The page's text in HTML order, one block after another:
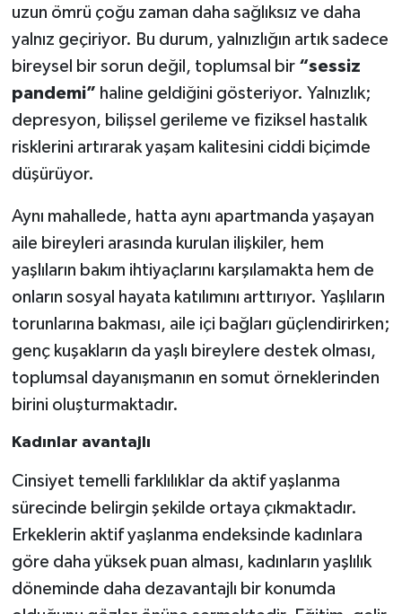
uzun ömrü çoğu zaman daha sağlıksız ve daha
yalnız geçiriyor. Bu durum, yalnızlığın artık sadece
bireysel bir sorun değil, toplumsal bir “sessiz
pandemi” haline geldiğini gösteriyor. Yalnızlık;
depresyon, bilişsel gerileme ve fiziksel hastalık
risklerini artırarak yaşam kalitesini ciddi biçimde
düşürüyor.
Aynı mahallede, hatta aynı apartmanda yaşayan
aile bireyleri arasında kurulan ilişkiler, hem
yaşlıların bakım ihtiyaçlarını karşılamakta hem de
onların sosyal hayata katılımını arttırıyor. Yaşlıların
torunlarına bakması, aile içi bağları güçlendirirken;
genç kuşakların da yaşlı bireylere destek olması,
toplumsal dayanışmanın en somut örneklerinden
birini oluşturmaktadır.
Kadınlar avantajlı
Cinsiyet temelli farklılıklar da aktif yaşlanma
sürecinde belirgin şekilde ortaya çıkmaktadır.
Erkeklerin aktif yaşlanma endeksinde kadınlara
göre daha yüksek puan alması, kadınların yaşlılık
döneminde daha dezavantajlı bir konumda